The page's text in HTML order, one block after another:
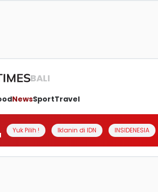
BALI
NewsSportTravel
Yuk Pilih ! Iklanin di IDN INSIDENESIA